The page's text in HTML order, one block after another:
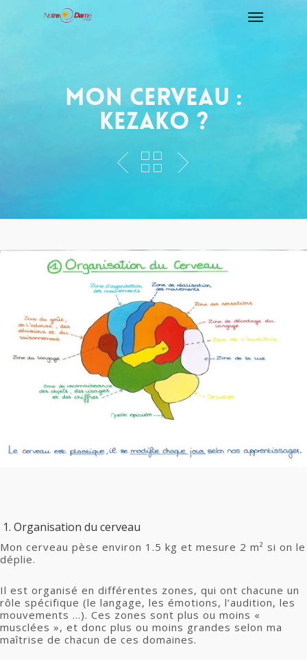
Mon Cerveau :
Kezako ?
1. Organisation du cerveau
Mon cerveau pèse environ 1.5 kg et mesure 2 m² si on le
déplie.
Il est organisé en différentes zones, qui ont chacune un
rôle spécifique (le langage, les émotions, l’audition, les
mouvements …). Ces zones sont plus ou moins «
musclées », et donc plus ou moins grandes selon ma
maîtrise de chacun de ces domaines.